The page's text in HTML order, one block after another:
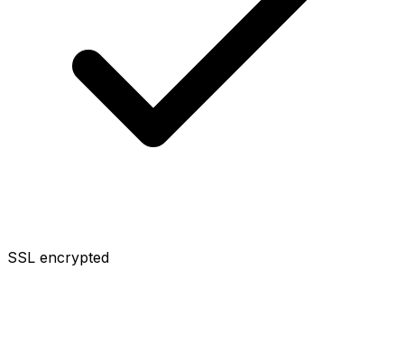
SSL encrypted